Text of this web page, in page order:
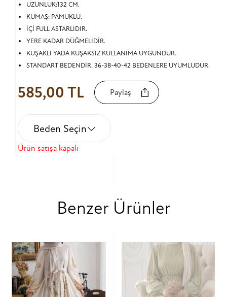
UZUNLUK:132 CM.
KUMAŞ: PAMUKLU.
İÇİ FULL ASTARLIDIR.
YERE KADAR DÜĞMELİDİR.
KUŞAKLI YADA KUŞAKSIZ KULLANIMA UYGUNDUR.
STANDART BEDENDİR. 36-38-40-42 BEDENLERE UYUMLUDUR.
585,00 TL Paylaş
Beden Seçin
Ürün satışa kapalı
Benzer Ürünler